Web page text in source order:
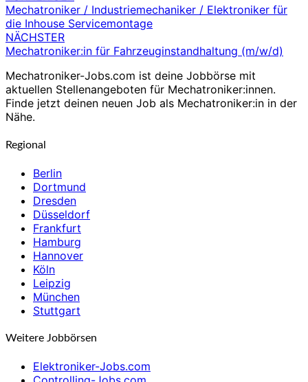
Mechatroniker / Industriemechaniker / Elektroniker für
die Inhouse Servicemontage
NÄCHSTER
Mechatroniker:in für Fahrzeuginstandhaltung (m/w/d)
Mechatroniker-Jobs.com ist deine Jobbörse mit
aktuellen Stellenangeboten für Mechatroniker:innen.
Finde jetzt deinen neuen Job als Mechatroniker:in in der
Nähe.
Regional
Berlin
Dortmund
Dresden
Düsseldorf
Frankfurt
Hamburg
Hannover
Köln
Leipzig
München
Stuttgart
Weitere Jobbörsen
Elektroniker-Jobs.com